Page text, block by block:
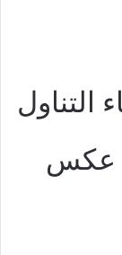
التناول
( عكس